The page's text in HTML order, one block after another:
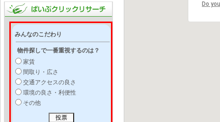
みんなのこだわり
物件探しで一番重視するのは？
家賃
間取り・広さ
交通アクセスの良さ
環境の良さ・利便性
その他
Do